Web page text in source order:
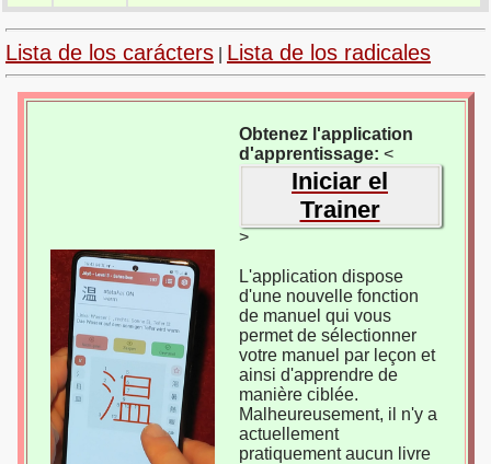
Lista de los carácters Lista de los radicales
Obtenez l'application
d'apprentissage: <
Iniciar el
Trainer
>
L'application dispose
d'une nouvelle fonction
de manuel qui vous
permet de sélectionner
votre manuel par leçon et
ainsi d'apprendre de
manière ciblée.
Malheureusement, il n'y a
actuellement
pratiquement aucun livre